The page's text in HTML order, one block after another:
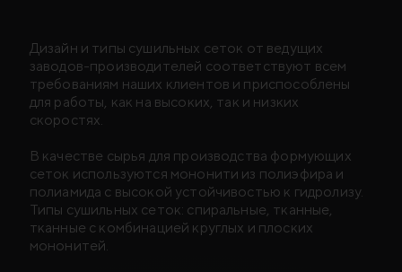
Дизайн и типы сушильных сеток от ведущих
заводов-производителей соответствуют всем
требованиям наших клиентов и приспособлены
для работы, как на высоких, так и низких
скоростях.
В качестве сырья для производства формующих
сеток используются мононити из полиэфира и
полиамида с высокой устойчивостью к гидролизу.
Типы сушильных сеток: спиральные, тканные,
тканные с комбинацией круглых и плоских
мононитей.